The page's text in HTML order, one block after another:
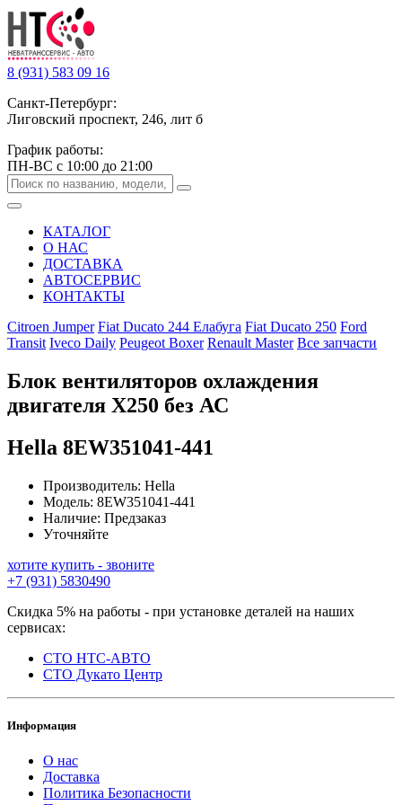
8 (931) 583 09 16
Санкт-Петербург:
Лиговский проспект, 246, лит б
График работы:
ПН-ВС с 10:00 до 21:00
КАТАЛОГ
О НАС
ДОСТАВКА
АВТОСЕРВИС
КОНТАКТЫ
Citroen Jumper Fiat Ducato 244 Елабуга Fiat Ducato 250 Ford
Transit Iveco Daily Peugeot Boxer Renault Master Все запчасти
Блок вентиляторов охлаждения
двигателя Х250 без АС
Hella 8EW351041-441
Производитель: Hella
Модель: 8EW351041-441
Наличие: Предзаказ
Уточняйте
хотите купить - звоните
+7 (931) 5830490
Скидка 5% на работы - при установке деталей на наших
сервисах:
СТО НТС-АВТО
СТО Дукато Центр
Информация
О нас
Доставка
Политика Безопасности